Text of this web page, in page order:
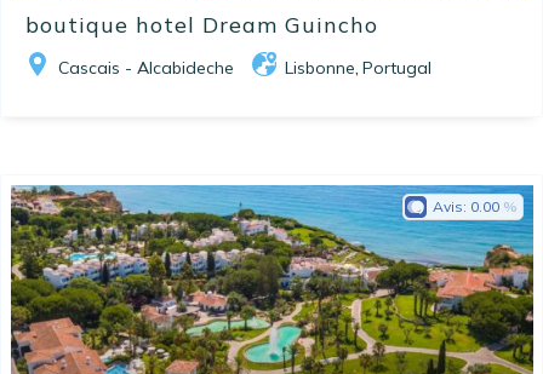
boutique hotel Dream Guincho
Cascais - Alcabideche Lisbonne, Portugal
Avis: 0.00